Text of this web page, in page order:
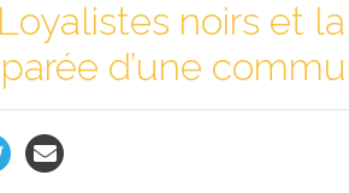
noirs et
d’une